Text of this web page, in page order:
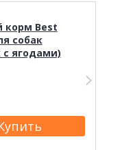
корм Best
собак
с ягодами)